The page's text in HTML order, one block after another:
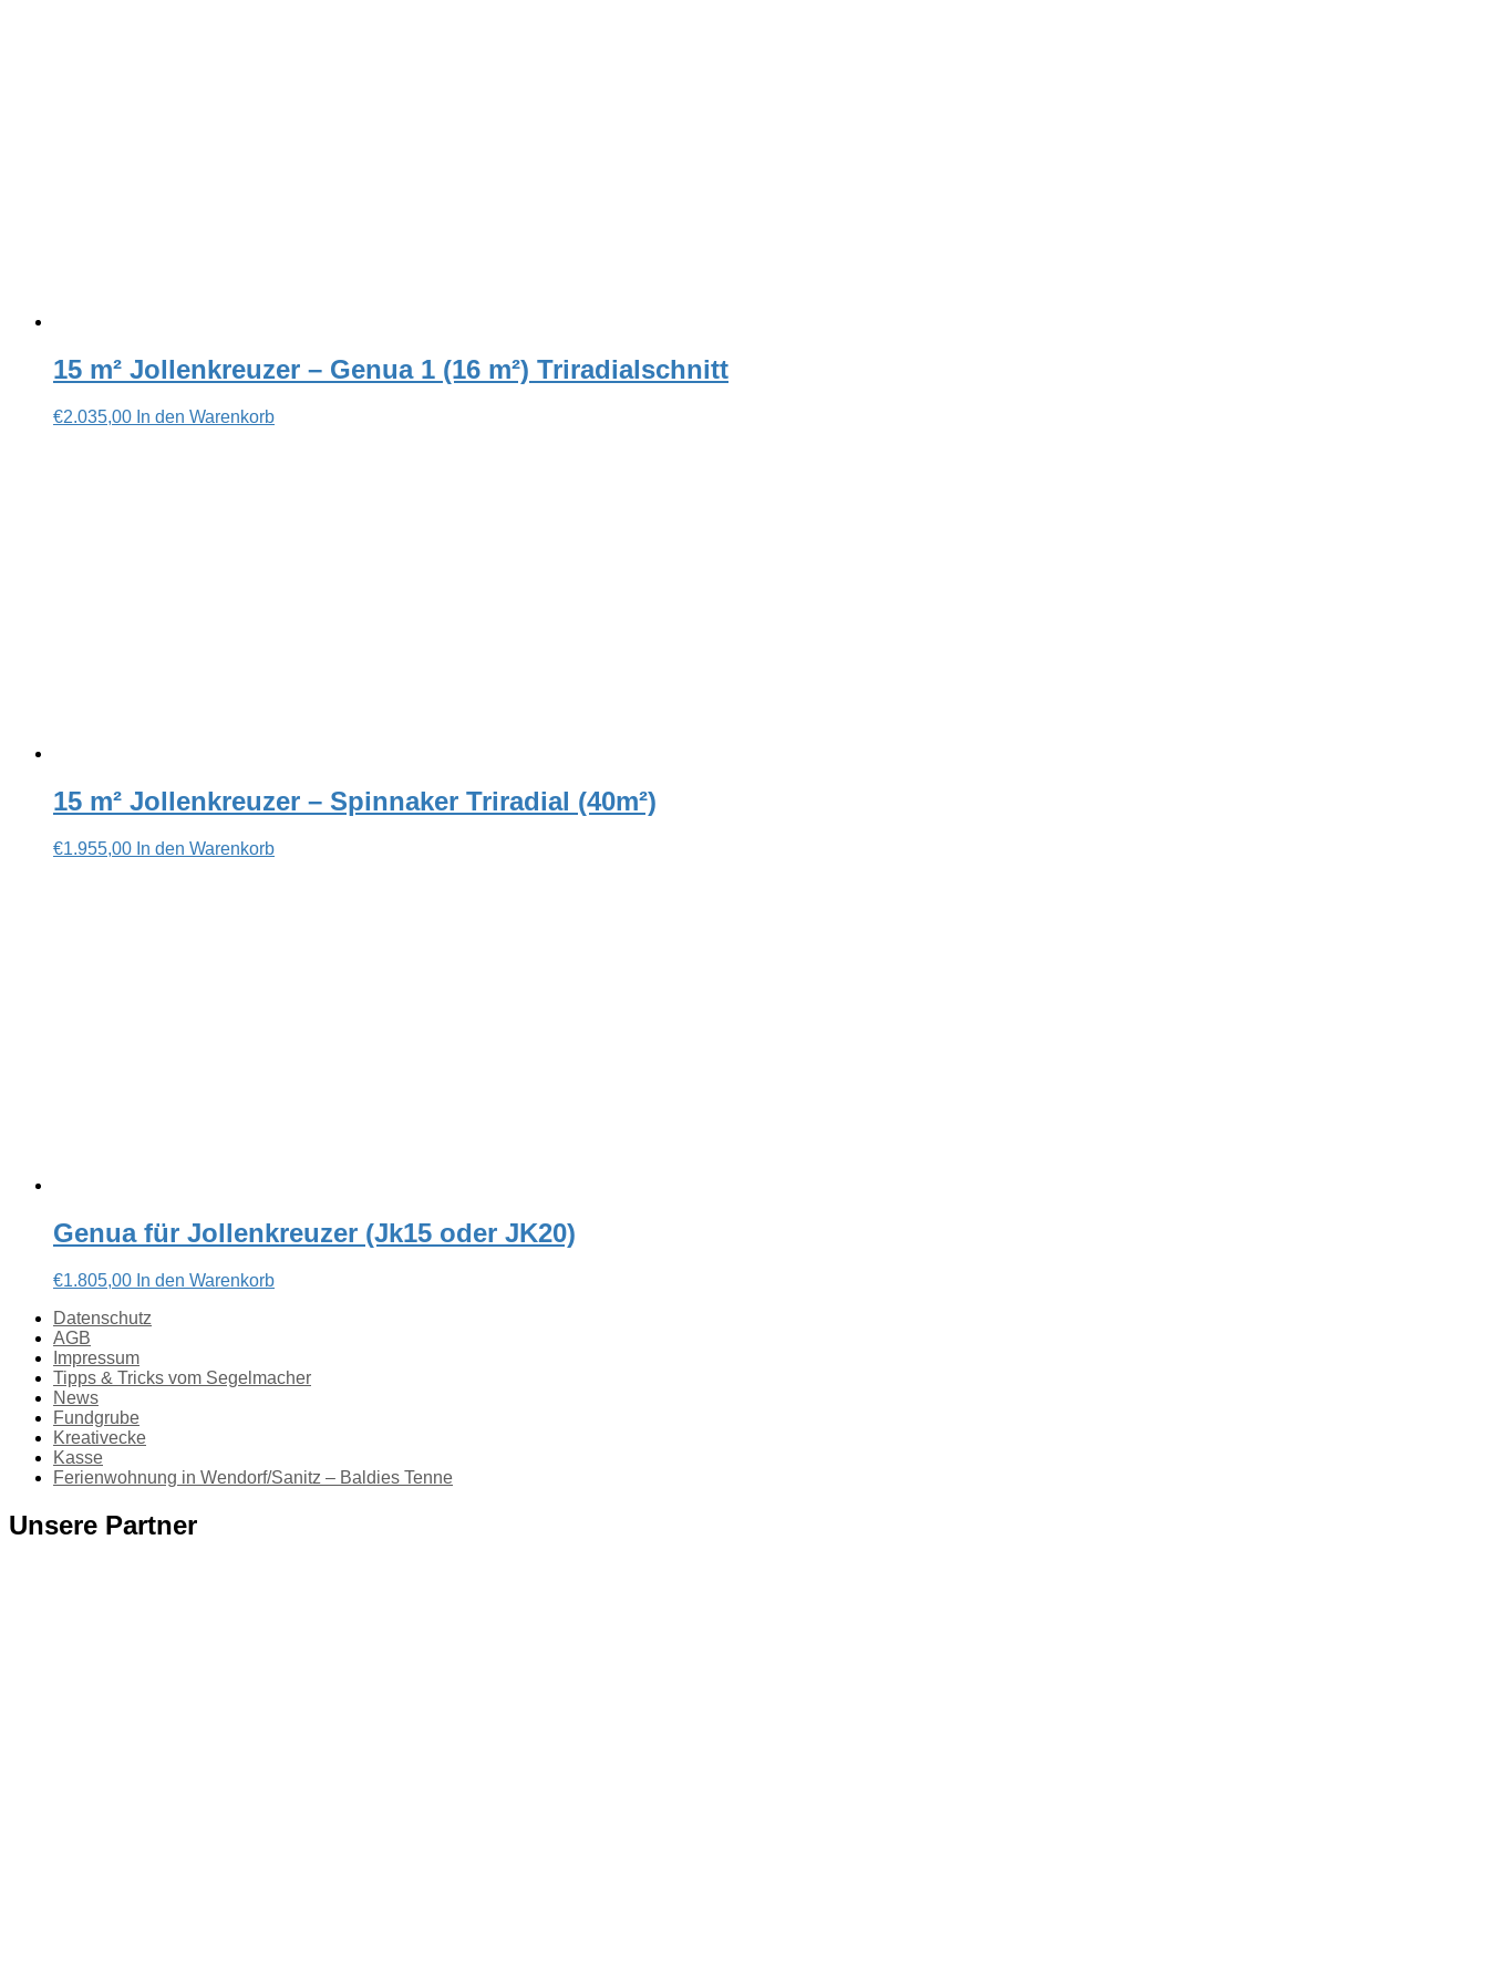
15 m² Jollenkreuzer – Genua 1 (16 m²) Triradialschnitt
€2.035,00 In den Warenkorb
15 m² Jollenkreuzer – Spinnaker Triradial (40m²)
€1.955,00 In den Warenkorb
Genua für Jollenkreuzer (Jk15 oder JK20)
€1.805,00 In den Warenkorb
Datenschutz
AGB
Impressum
Tipps & Tricks vom Segelmacher
News
Fundgrube
Kreativecke
Kasse
Ferienwohnung in Wendorf/Sanitz – Baldies Tenne
Unsere Partner